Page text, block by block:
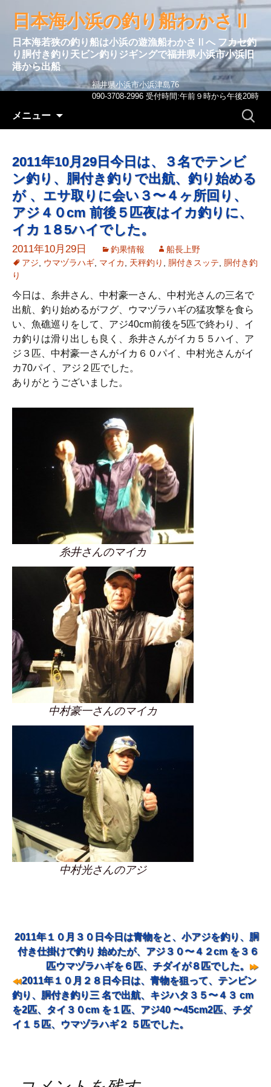
日本海小浜の釣り船わかさⅡ
日本海若狭の釣り船は小浜の遊漁船わかさⅡへ フカセ釣
り胴付き釣り天ビン釣りジギングで福井県小浜市小浜旧
港から出船
福井県小浜市小浜津島76
090-3708-2996 受付時間:午前９時から午後20時
メニュー
検
2011年10月29日今日は、３名でテンビ
ン釣り、胴付き釣りで出航、釣り始める
が 、エサ取りに会い３〜４ヶ所回り、
アジ４０cm 前後５匹夜はイカ釣りに、
イカ 1８5ハイでした。
2011年10月29日 釣果情報
船長上野
アジ
ウマヅラハギ マイカ 天秤釣り 胴付きスッテ
胴付き釣
り
今日は、糸井さん、中村豪一さん、中村光さんの三名で
出航、釣り始めるがフグ、ウマヅラハギの猛攻撃を食ら
い、魚礁巡りをして、アジ40cm前後を5匹で終わり、イ
カ釣りは滑り出しも良く、糸井さんがイカ５５ハイ、ア
ジ３匹、中村豪一さんがイカ６０パイ、中村光さんがイ
カ70パイ、アジ２匹でした。
ありがとうございました。
糸井さんのマイカ
中村豪一さんのマイカ
中村光さんのアジ
投稿ナビゲーション
2011年１０月３０日今日は青物をと、小アジを釣り、胴
付き仕掛けで釣り 始めたが、アジ３０〜４２cm を３６
匹ウマヅラハギを６匹、チダイが８匹でした。
2011年１０月２８日今日は、青物を狙って、テンビン
釣り、胴付き釣り三 名で出航、キジハタ３５〜４３ cm
を2匹、タイ３０cm を１匹、アジ40 〜45cm2匹、チダ
イ１５匹、ウマヅラハギ２ ５匹でした。